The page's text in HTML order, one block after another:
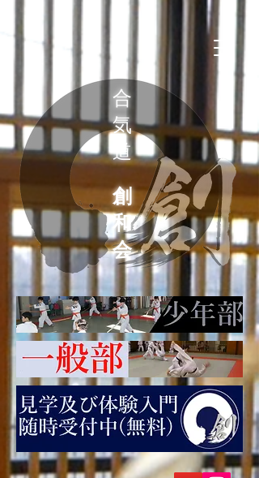
合
気
道
創
和
会